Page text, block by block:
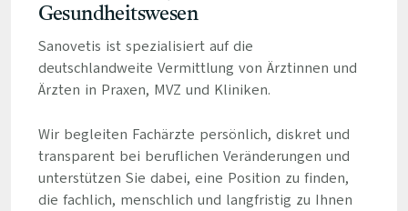
Gesundheitswesen
Sanovetis ist spezialisiert auf die
deutschlandweite Vermittlung von Ärztinnen und
Ärzten in Praxen, MVZ und Kliniken.
Wir begleiten Fachärzte persönlich, diskret und
transparent bei beruflichen Veränderungen und
unterstützen Sie dabei, eine Position zu finden,
die fachlich, menschlich und langfristig zu Ihnen